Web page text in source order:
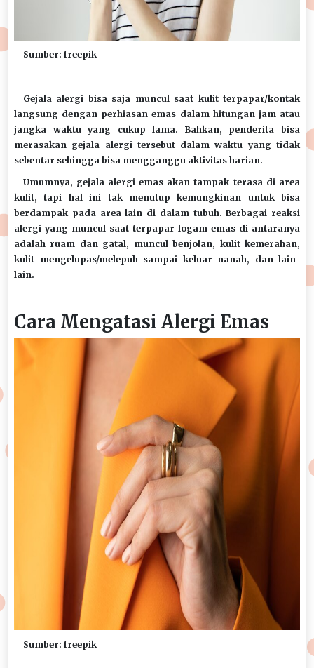
Sumber: freepik
Gejala alergi bisa saja muncul saat kulit terpapar/kontak
langsung dengan perhiasan emas dalam hitungan jam atau
jangka waktu yang cukup lama. Bahkan, penderita bisa
merasakan gejala alergi tersebut dalam waktu yang tidak
sebentar sehingga bisa mengganggu aktivitas harian.
Umumnya, gejala alergi emas akan tampak terasa di area
kulit, tapi hal ini tak menutup kemungkinan untuk bisa
berdampak pada area lain di dalam tubuh. Berbagai reaksi
alergi yang muncul saat terpapar logam emas di antaranya
adalah ruam dan gatal, muncul benjolan, kulit kemerahan,
kulit mengelupas/melepuh sampai keluar nanah, dan lain-
lain.
Cara Mengatasi Alergi Emas
Sumber: freepik